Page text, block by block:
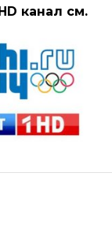
Спорт 1 HD канал смотреть онлайн